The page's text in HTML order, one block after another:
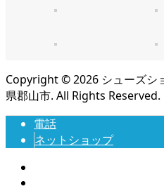
Copyright ©2026 シューズシ
県郡山市. All Rights Reserved.
電話
ネットショップ